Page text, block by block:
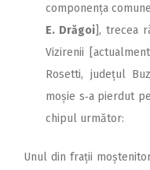
componența
E. Drăgoi ], trecea
Vizirenii
Rosetti, județul
moșie s‑a pierdut
chipul următor:
Unul din frații